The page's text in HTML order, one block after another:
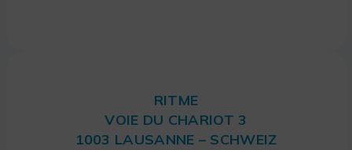
RITME
VOIE DU CHARIOT 3
1003 LAUSANNE – SCHWEIZ